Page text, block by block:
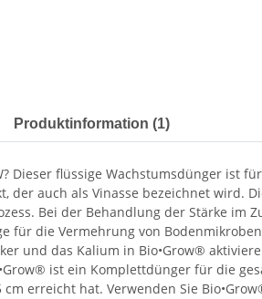
Produktinformation (1)
Dieser flüssige Wachstumsdünger
der auch als Vinasse bezeichnet wird.
Bei der Behandlung der Stärke im
für die Vermehrung von
und das Kalium in Bio•Grow®
ist ein Komplettdünger für die
cm erreicht hat. Verwenden Sie